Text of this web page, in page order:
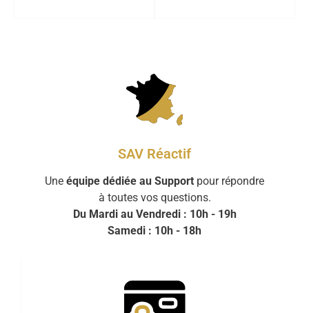
SAV Réactif
Une équipe dédiée au Support pour répondre
à toutes vos questions.
Du Mardi au Vendredi : 10h - 19h
Samedi : 10h - 18h